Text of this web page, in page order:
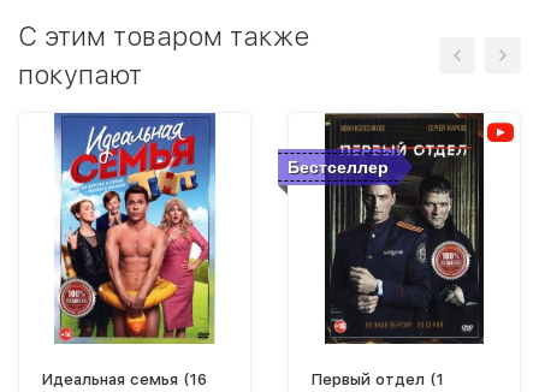
C этим товаром также
покупают
Идеальная семья (16
Бестселлер
Первый отдел (1